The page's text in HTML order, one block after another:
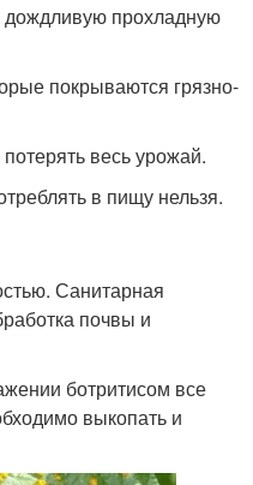
дождливую прохладную
покрываются грязно-
весь урожай.
в пищу нельзя.
Санитарная
почвы и
ботритисом все
выкопать и